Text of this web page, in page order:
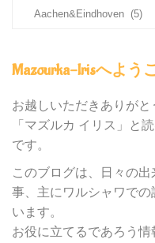
の
テ
ゴ
リ
ー
別
検
Mazourka-Irisへよう
お越しいただきありがと
「マズルカ イリス」と
です。
このブログは、日々の
事、主にワルシャワで
います。
お役に立てるであろう